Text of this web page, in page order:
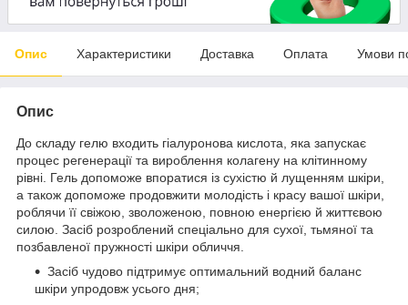
Опис Характеристики Доставка Оплата Умови
Опис
До складу гелю входить гіалуронова кислота, яка запускає
процес регенерації та вироблення колагену на клітинному
рівні. Гель допоможе впоратися із сухістю й лущенням шкіри,
а також допоможе продовжити молодість і красу вашої шкіри,
роблячи її свіжою, зволоженою, повною енергією й життєвою
силою. Засіб розроблений спеціально для сухої, тьмяної та
позбавленої пружності шкіри обличчя.
Засіб чудово підтримує оптимальний водний баланс
шкіри упродовж усього дня;